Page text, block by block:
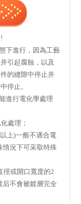
下進行，因為工藝
引起腐蝕，以及
的縫隙中停止并
停止。
進行電化學處理
處理；
上)一般不適合電
情況下可采取特殊
徑或開口寬度的2
后不會被鍍層完全